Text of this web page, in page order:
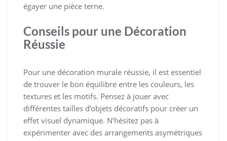
égayer une pièce terne.
Conseils pour une Décoration
Réussie
Pour une décoration murale réussie, il est essentiel
de trouver le bon équilibre entre les couleurs, les
textures et les motifs. Pensez à jouer avec
différentes tailles d’objets décoratifs pour créer un
effet visuel dynamique. N’hésitez pas à
expérimenter avec des arrangements asymétriques